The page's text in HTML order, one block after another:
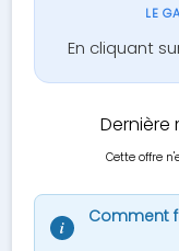
LE
En cliquant
Dernière
Cette offre
i
Comment